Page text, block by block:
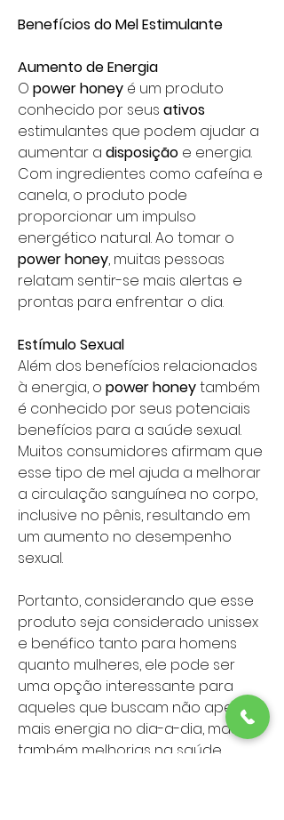
Benefícios do Mel Estimulante
Aumento de Energia
O power honey é um produto
conhecido por seus ativos
estimulantes que podem ajudar a
aumentar a disposição e energia.
Com ingredientes como cafeína e
canela, o produto pode
proporcionar um impulso
energético natural. Ao tomar o
power honey, muitas pessoas
relatam sentir-se mais alertas e
prontas para enfrentar o dia.
Estímulo Sexual
Além dos benefícios relacionados
à energia, o power honeytambém
é conhecido por seus potenciais
benefícios para a saúde sexual.
Muitos consumidores afirmam que
esse tipo de mel ajuda a melhorar
a circulação sanguínea no corpo,
inclusive no pênis, resultando em
um aumento no desempenho
sexual.
Portanto, considerando que esse
produto seja considerado unissex
e benéfico tanto para homens
quanto mulheres, ele pode ser
uma opção interessante para
aqueles que buscam não apenas
mais energia no dia-a-dia, mas
também melhorias na saúde